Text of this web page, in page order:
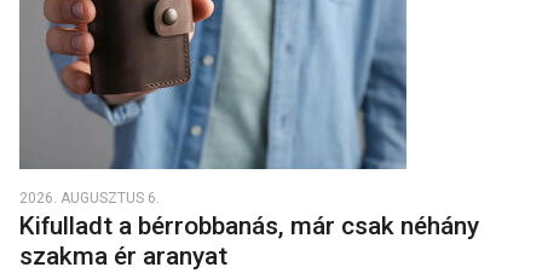
2026. AUGUSZTUS 6.
Kifulladt a bérrobbanás, már csak néhány
szakma ér aranyat